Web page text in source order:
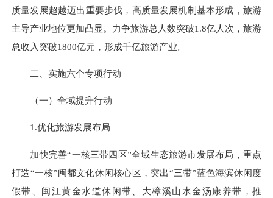
质量发展超越迈出重要步伐，高质量发展机制基本形成，旅游
主导产业地位更加凸显。力争旅游总人数突破1.8亿人次，旅游
总收入突破1800亿元，形成千亿旅游产业。
二、实施六个专项行动
（一）全域提升行动
1.优化旅游发展布局
加快完善“一核三带四区”全域生态旅游市发展布局，重点
打造“一核”闽都文化休闲核心区，突出“三带”蓝色海滨休闲度
假带、闽江黄金水道休闲带、大樟溪山水金汤康养带，推